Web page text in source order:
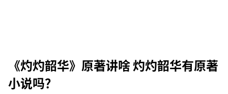
《灼灼韶华》原著讲啥 灼灼韶华有原著
小说吗？